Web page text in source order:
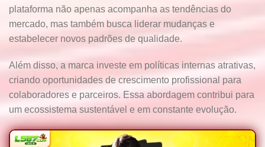
plataforma não apenas acompanha as tendências do
mercado, mas também busca liderar mudanças e
estabelecer novos padrões de qualidade.
Além disso, a marca investe em políticas internas atrativas,
criando oportunidades de crescimento profissional para
colaboradores e parceiros. Essa abordagem contribui para
um ecossistema sustentável e em constante evolução.